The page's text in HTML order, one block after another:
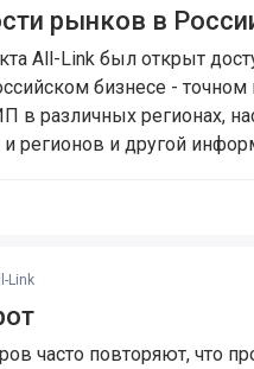
рынков в
All-Link был открыт
бизнесе - точном
в различных регионах,
регионов и другой
Link
часто повторяют, что